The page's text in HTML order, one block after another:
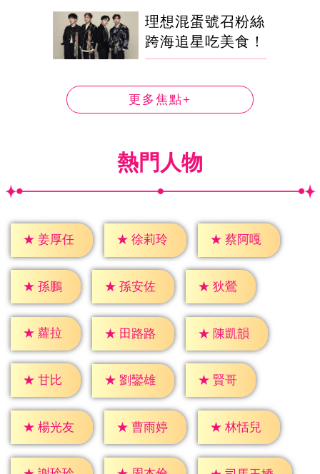
理想混蛋號召粉絲
跨海追星吃美食！
更多焦點+
熱門人物
★ 姜厚任 ★ 徐莉玲 ★ 蔡阿嘎
★ 孫鵬 ★ 孫安佐 ★ 狄鶯
★ 蘿拉 ★ 田路路 ★ 陳凱韻
★ 甘比 ★ 劉鑾雄 ★ 賢哥
★ 楊光友 ★ 曹雨婷 ★ 林恬兒